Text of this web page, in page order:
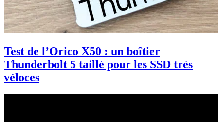
Test de l’Orico X50 : un boîtier
Thunderbolt 5 taillé pour les SSD très
véloces